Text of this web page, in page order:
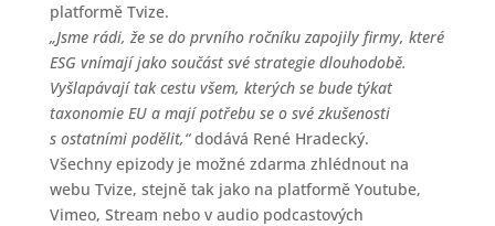
platformě Tvize.
„Jsme rádi, že se do prvního ročníku zapojily firmy, které
ESG vnímají jako součást své strategie dlouhodobě.
Vyšlapávají tak cestu všem, kterých se bude týkat
taxonomie EU a mají potřebu se o své zkušenosti
s ostatními podělit,“dodává René Hradecký.
Všechny epizody je možné zdarma zhlédnout na
webu Tvize, stejně tak jako na platformě Youtube,
Vimeo, Stream nebo v audio podcastových